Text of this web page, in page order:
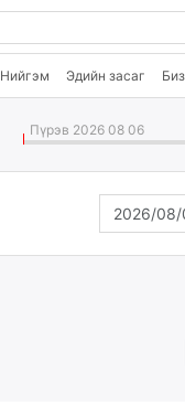
Нийгэм Эдийн засаг
Пүрэв 2026 08 06